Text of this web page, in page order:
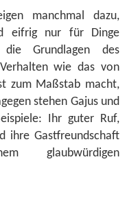
manchmal dazu,
eifrig nur für Dinge
Grundlagen des
wie das von
zum Maßstab macht,
stehen Gajus und
Ihr guter Ruf,
ihre Gastfreundschaft
glaubwürdigen